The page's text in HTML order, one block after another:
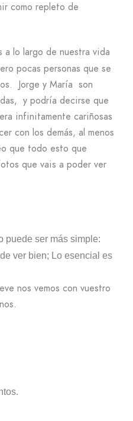
como repleto de
a lo largo de nuestra vida
pocas personas que se
Jorge y María son
y podría decirse que
infinitamente cariñosas
con los demás, al menos
que todo esto que
que vais a poder ver
puede ser más simple:
ver bien; Lo esencial es
nos vemos con vuestro